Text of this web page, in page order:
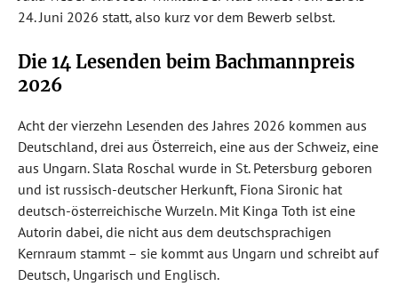
24. Juni 2026 statt, also kurz vor dem Bewerb selbst.
Die 14 Lesenden beim Bachmannpreis
2026
Acht der vierzehn Lesenden des Jahres 2026 kommen aus
Deutschland, drei aus Österreich, eine aus der Schweiz, eine
aus Ungarn. Slata Roschal wurde in St. Petersburg geboren
und ist russisch-deutscher Herkunft, Fiona Sironic hat
deutsch-österreichische Wurzeln. Mit Kinga Toth ist eine
Autorin dabei, die nicht aus dem deutschsprachigen
Kernraum stammt – sie kommt aus Ungarn und schreibt auf
Deutsch, Ungarisch und Englisch.